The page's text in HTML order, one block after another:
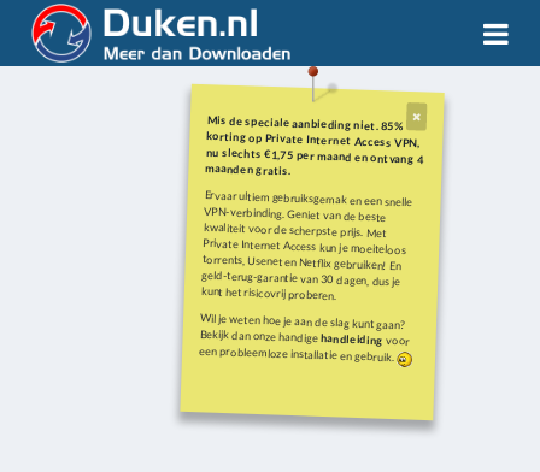
Mis de speciale aanbieding niet. 85%
korting op Private Internet Access VPN,
nu slechts €1,75 per maand en ontvang 4
maanden gratis.
Ervaar ultiem gebruiksgemak en een snelle
VPN-verbinding. Geniet van de beste
kwaliteit voor de scherpste prijs. Met
Private Internet Access kun je moeiteloos
torrents, Usenet en Netflix gebruiken! En
geld-terug-garantie van 30 dagen, dus je
kunt het risicovrij proberen.
Wil je weten hoe je aan de slag kunt gaan?
Bekijk dan onze handigehandleiding voor
een probleemloze installatie en gebruik.